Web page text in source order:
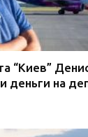
“Киев”
деньги на